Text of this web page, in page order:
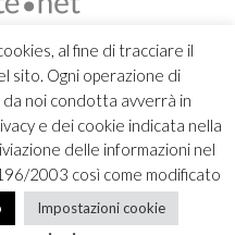
al fine di tracciare il
sito. Ogni operazione di
noi condotta avverrà in
e dei cookie indicata nella
delle informazioni nel
2003 così come modificato
Impostazioni cookie
Care Italy srl |Credits